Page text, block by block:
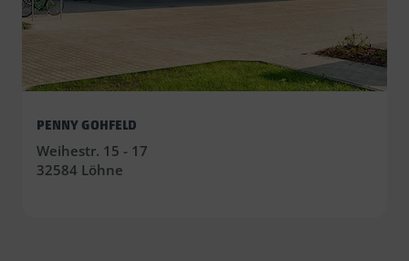
PENNY GOHFELD
Weihestr. 15 - 17
32584 Löhne